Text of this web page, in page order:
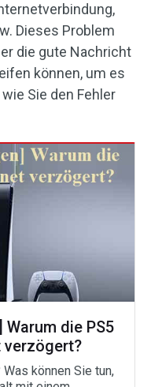
Dieses Problem
die gute Nachricht
können, um es
Sie den Fehler
die PS5
können Sie tun,